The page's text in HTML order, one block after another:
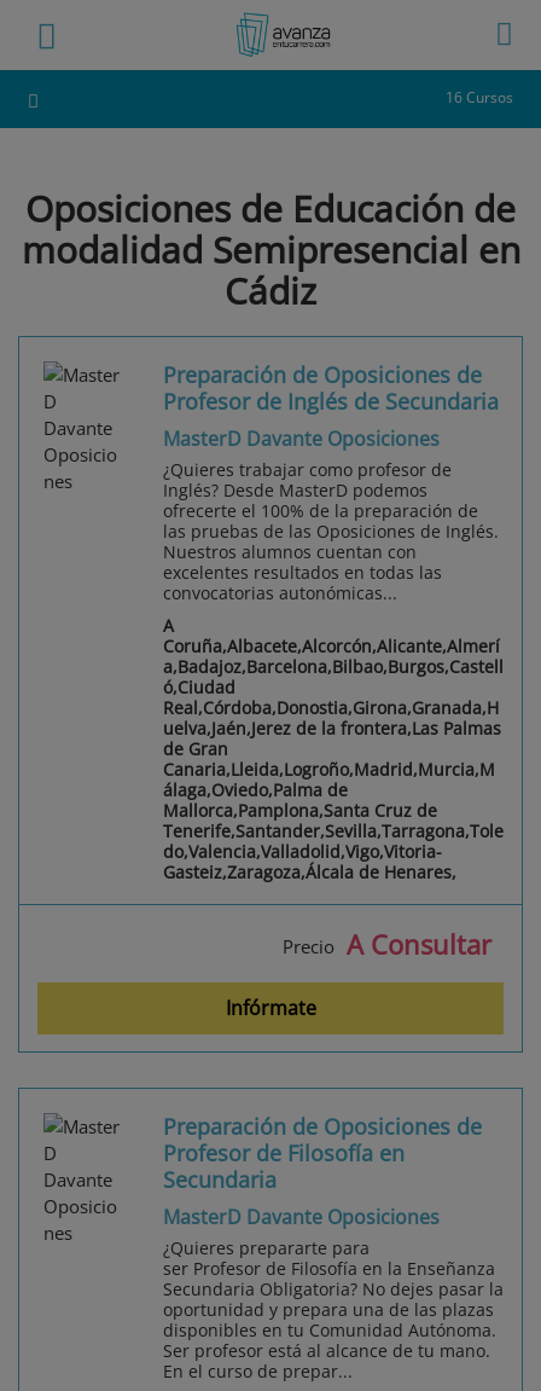
16 Cursos
Oposiciones de Educación de
modalidad Semipresencial en
Cádiz
Preparación de Oposiciones de
Profesor de Inglés de Secundaria
MasterD Davante Oposiciones
¿Quieres trabajar como profesor de
Inglés? Desde MasterD podemos
ofrecerte el 100% de la preparación de
las pruebas de las Oposiciones de Inglés.
Nuestros alumnos cuentan con
excelentes resultados en todas las
convocatorias autonómicas...
A
Coruña,Albacete,Alcorcón,Alicante,Almerí
a,Badajoz,Barcelona,Bilbao,Burgos,Castell
ó,Ciudad
Real,Córdoba,Donostia,Girona,Granada,H
uelva,Jaén,Jerez de la frontera,Las Palmas
de Gran
Canaria,Lleida,Logroño,Madrid,Murcia,M
álaga,Oviedo,Palma de
Mallorca,Pamplona,Santa Cruz de
Tenerife,Santander,Sevilla,Tarragona,Tole
do,Valencia,Valladolid,Vigo,Vitoria-
Gasteiz,Zaragoza,Álcala de Henares,
Precio A Consultar
Infórmate
Preparación de Oposiciones de
Profesor de Filosofía en
Secundaria
MasterD Davante Oposiciones
¿Quieres prepararte para
ser Profesor de Filosofía en la Enseñanza
Secundaria Obligatoria? No dejes pasar la
oportunidad y prepara una de las plazas
disponibles en tu Comunidad Autónoma.
Ser profesor está al alcance de tu mano.
En el curso de prepar...